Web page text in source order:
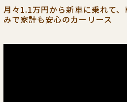
月々1.1万円から新車に乗れて
みで家計も安心のカーリース